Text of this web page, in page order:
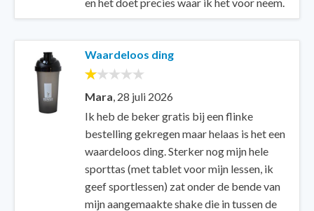
Waardeloos ding
Mara, 28 juli 2026
Ik heb de beker gratis bij een flinke
bestelling gekregen maar helaas is het een
waardeloos ding. Sterker nog mijn hele
sporttas (met tablet voor mijn lessen, ik
geef sportlessen) zat onder de bende van
mijn aangemaakte shake die in tussen de